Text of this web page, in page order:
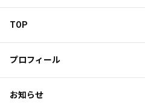
TOP
プロフィール
お知らせ